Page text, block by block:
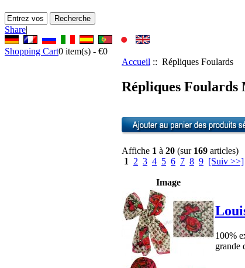
Share|
Shopping Cart0 item(s) - €0
Accueil :: Répliques Foulards
Répliques Foulards
Affiche 1 à 20 (sur 169 articles)
1
2 3 4 5 6 7 8 9 [Suiv >>]
Image
100%
grande